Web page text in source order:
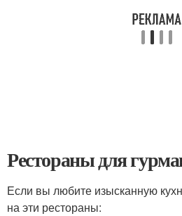
Рестораны для
Если вы любите изысканную
на эти рестораны: